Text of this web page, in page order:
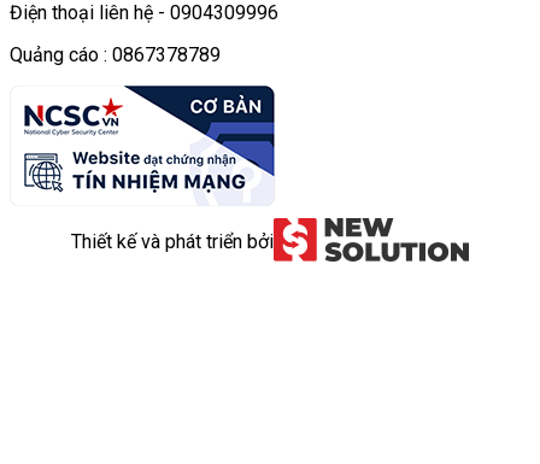
Điện thoại liên hệ - 0904309996
Quảng cáo : 0867378789
Thiết kế và phát triển bởi